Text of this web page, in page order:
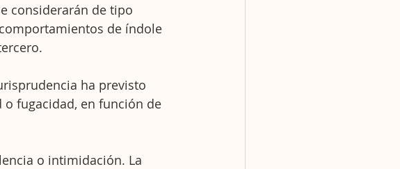
considerarán de tipo
de índole
ha previsto
fugacidad, en función de
o intimidación. La